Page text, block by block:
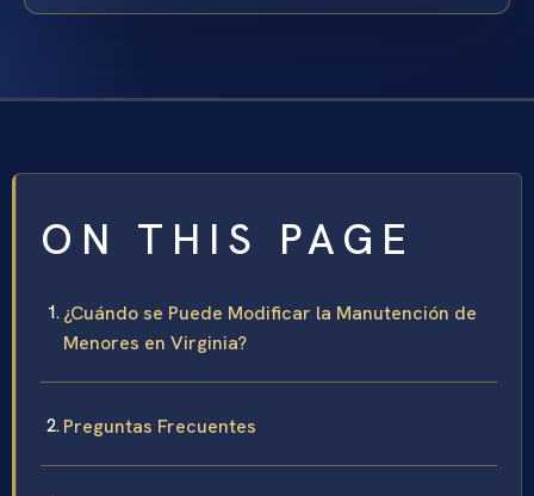
ON THIS PAGE
¿Cuándo se Puede Modificar la Manutención de
Menores en Virginia?
Preguntas Frecuentes